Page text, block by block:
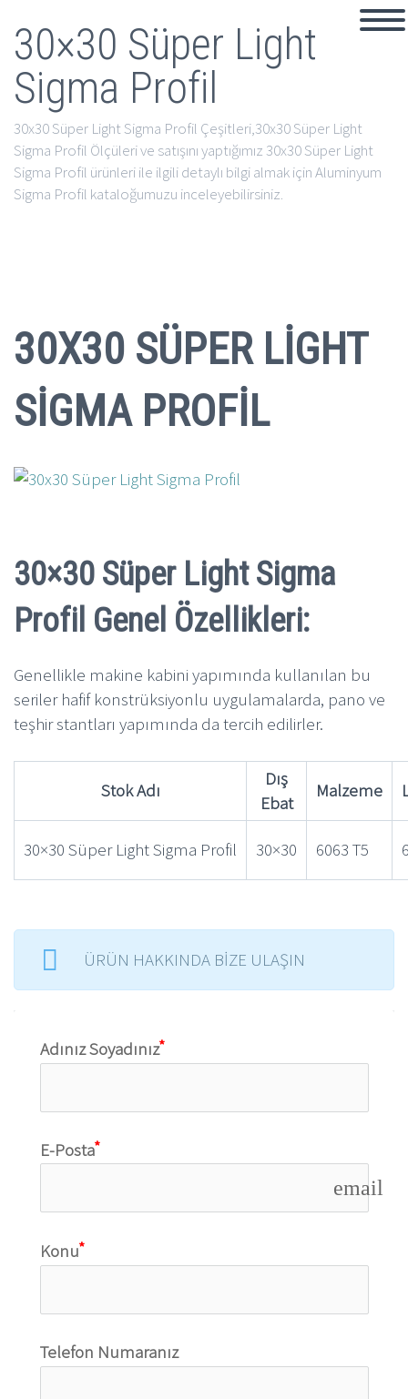
30×30 Süper Light
Sigma Profil
30x30 Süper Light Sigma Profil Çeşitleri,30x30 Süper Light
Sigma Profil Ölçüleri ve satışını yaptığımız 30x30 Süper Light
Sigma Profil ürünleri ile ilgili detaylı bilgi almak için Aluminyum
Sigma Profil kataloğumuzu inceleyebilirsiniz.
30X30 SÜPER LİGHT
SİGMA PROFİL
30×30 Süper Light Sigma
Profil Genel Özellikleri:
Genellikle makine kabini yapımında kullanılan bu
seriler hafif konstrüksiyonlu uygulamalarda, pano ve
teşhir stantları yapımında da tercih edilirler.
Stok Adı
Dış
Ebat
Malzeme
30×30 Süper Light Sigma Profil 30×30 6063 T5
ÜRÜN HAKKINDA BİZE ULAŞIN
Adınız Soyadınız
E-Posta
email
Konu
Telefon Numaranız